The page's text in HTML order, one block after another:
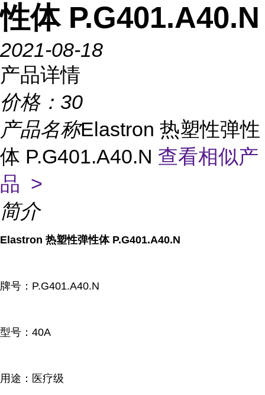
性体 P.G401.A40.N
2021-08-18
产品详情
价格： 30
产品名称Elastron 热塑性弹性
体 P.G401.A40.N 查看相似产
品 >
简介
Elastron 热塑性弹性体 P.G401.A40.N
牌号： P.G401.A40.N
型号：40A
用途：医疗级